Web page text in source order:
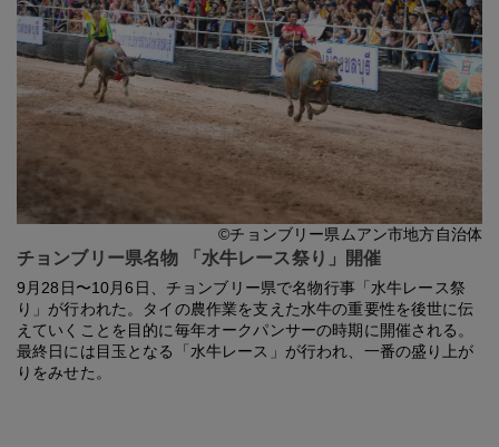
©チョンブリー県ムアン市地方自治体
チョンブリー県名物 「水牛レース祭り」開催
9月28日〜10月6日、チョンブリー県で名物行事「水牛レース祭
り」が行われた。タイの農作業を支えた水牛の重要性を後世に伝
えていくことを目的に毎年オークパンサーの時期に開催される。
最終日には目玉となる「水牛レース」が行われ、一番の盛り上が
りをみせた。